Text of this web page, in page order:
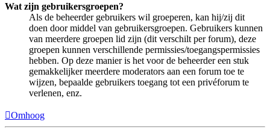
Wat zijn gebruikersgroepen?
Als de beheerder gebruikers wil groeperen, kan hij/zij dit
doen door middel van gebruikersgroepen. Gebruikers kunnen
van meerdere groepen lid zijn (dit verschilt per forum), deze
groepen kunnen verschillende permissies/toegangspermissies
hebben. Op deze manier is het voor de beheerder een stuk
gemakkelijker meerdere moderators aan een forum toe te
wijzen, bepaalde gebruikers toegang tot een privéforum te
verlenen, enz.
Omhoog